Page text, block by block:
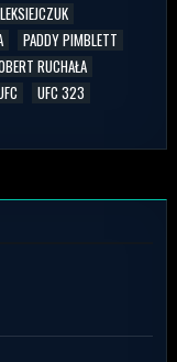
PADDY PIMBLETT
RUCHAŁA
UFC 323